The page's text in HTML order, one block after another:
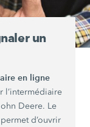
un
en ligne
l’intermédiaire
Deere. Le
d’ouvrir